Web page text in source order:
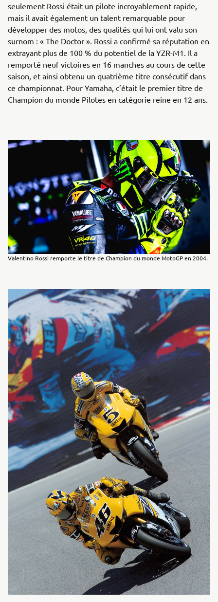
seulement Rossi était un pilote incroyablement rapide,
mais il avait également un talent remarquable pour
développer des motos, des qualités qui lui ont valu son
surnom : « The Doctor ». Rossi a confirmé sa réputation en
extrayant plus de 100 % du potentiel de la YZR-M1. Il a
remporté neuf victoires en 16 manches au cours de cette
saison, et ainsi obtenu un quatrième titre consécutif dans
ce championnat. Pour Yamaha, c’était le premier titre de
Champion du monde Pilotes en catégorie reine en 12 ans.
Valentino Rossi remporte le titre de Champion du monde MotoGP en 2004.